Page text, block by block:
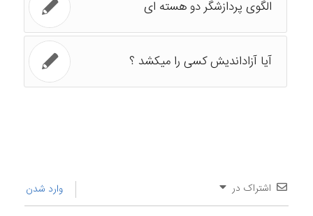
الگوی پردازشگر دو هسته ای
آیا آزاداندیش کسی را میکشد ؟
اشتراک در وارد شدن